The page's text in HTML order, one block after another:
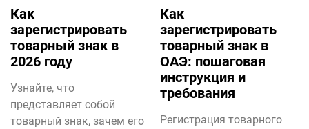
Как
зарегистрировать
товарный знак в
2026 году
Узнайте, что
представляет собой
товарный знак, зачем его
Как
зарегистрировать
товарный знак в
ОАЭ: пошаговая
инструкция и
требования
Регистрация товарного